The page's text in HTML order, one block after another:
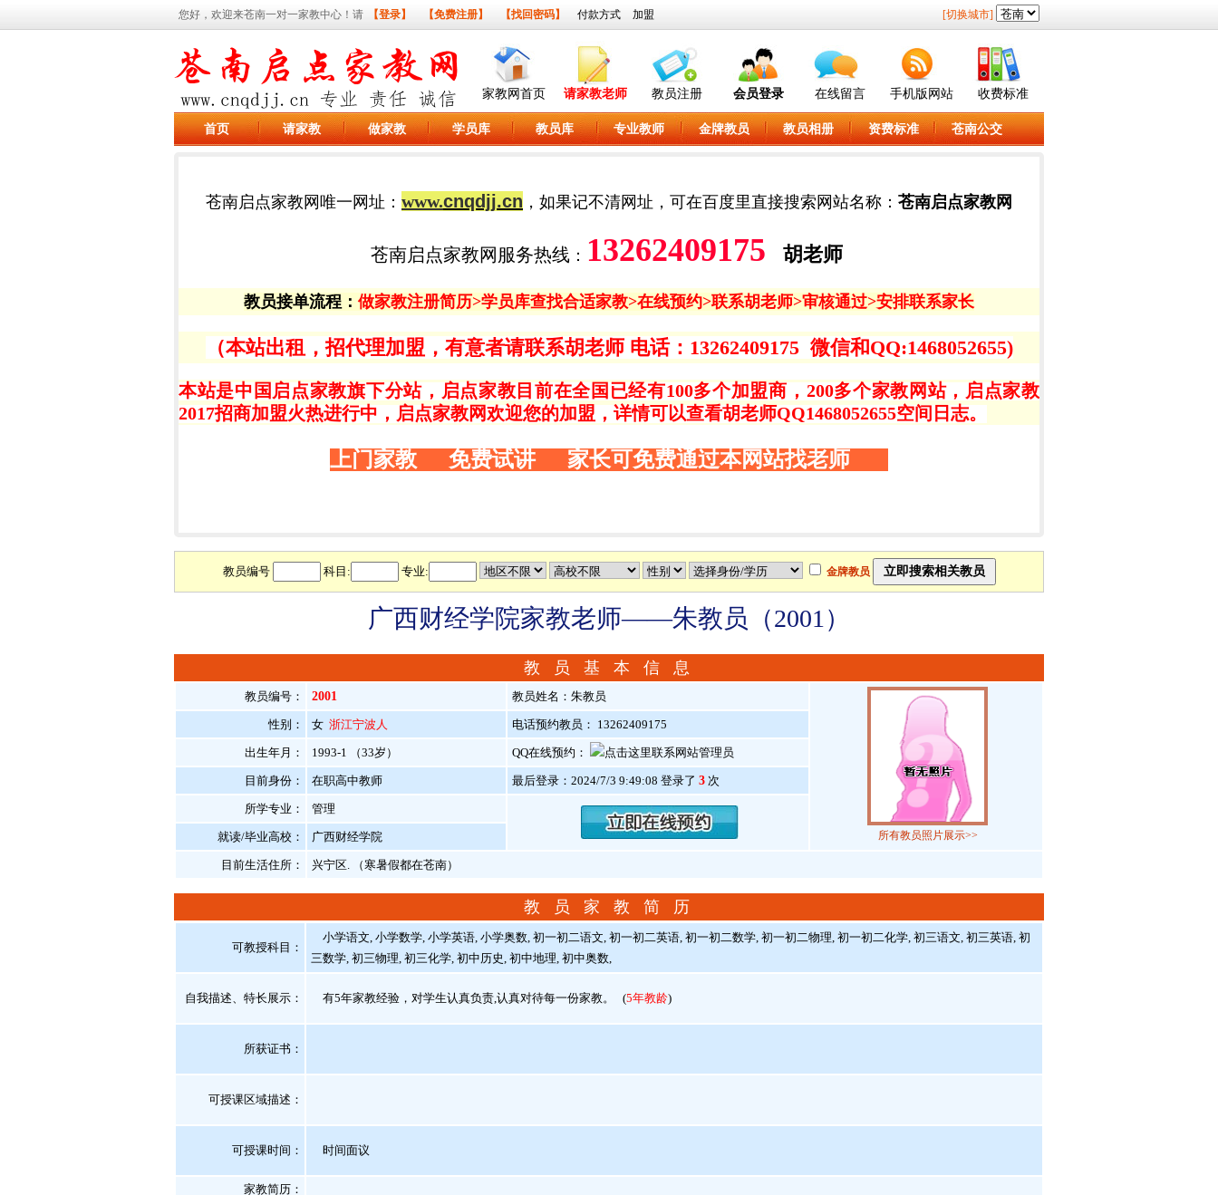
您好，欢迎来苍南一对一家教中心！请 【登录】 【免费注册】 【找回密码】 付款方式 加盟 [切换城市]
家教网首页 请家教老师 教员注册 会员登录 在线留言 手机版网站 收费标准
首页 请家教 做家教 学员库 教员库 专业教师 金牌教员 教员相册 资费标准 苍南公交
苍南启点家教网唯一网址： www.cnqdjj.cn ，如果记不清网址，可在百度里直接搜索网站名称： 苍南启点家教网
苍南启点家教网服务热线： 13262409175 胡老师
教员接单流程 ： 做家教注册简历>学员库查找合适家教>在线预约>联系胡老师>审核通过>安排联系家长
（本站出租，招代理加盟，有意者请联系胡老师 电话：13262409175 微信和QQ:1468052655)
本站是中国启点家教旗下分站，启点家教目前在全国已经有100多个加盟商，200多个家教网站，启点家教
2017招商加盟火热进行中，启点家教网欢迎您的加盟，详情可以查看胡老师QQ1468052655空间日志。
上门家教 免费试讲 家长可免费通过本网站找老师
教员编号 科目: 专业: 金牌教员
广西财经学院家教老师——朱教员（2001）
教 员 基 本 信 息
教员编号： 2001 教员姓名：朱教员
所有教员照片展示>>
性别： 女 浙江宁波人 电话预约教员： 13262409175
出生年月： 1993-1 （33岁） QQ在线预约：
目前身份： 在职高中教师 最后登录：2024/7/3 9:49:08 登录了 3 次
所学专业： 管理
就读/毕业高校： 广西财经学院
目前生活住所： 兴宁区. （寒暑假都在苍南）
教 员 家 教 简 历
可教授科目：
小学语文, 小学数学, 小学英语, 小学奥数, 初一初二语文, 初一初二英语, 初一初二数学, 初一初二物理, 初一初二化学, 初三语文, 初三英语, 初
三数学, 初三物理, 初三化学, 初中历史, 初中地理, 初中奥数,
自我描述、特长展示 ： 有5年家教经验，对学生认真负责,认真对待每一份家教。 (5年教龄)
所获证书 ：
可授课区域描述：
可授课时间： 时间面议
家教简历：